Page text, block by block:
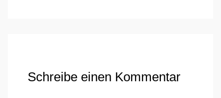
Schreibe einen Kommentar